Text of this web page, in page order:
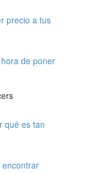
precio a tus
de poner
qué es tan